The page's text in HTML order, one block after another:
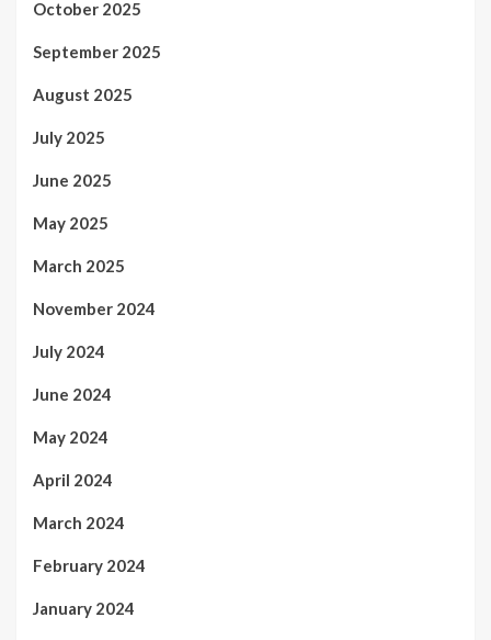
October 2025
September 2025
August 2025
July 2025
June 2025
May 2025
March 2025
November 2024
July 2024
June 2024
May 2024
April 2024
March 2024
February 2024
January 2024